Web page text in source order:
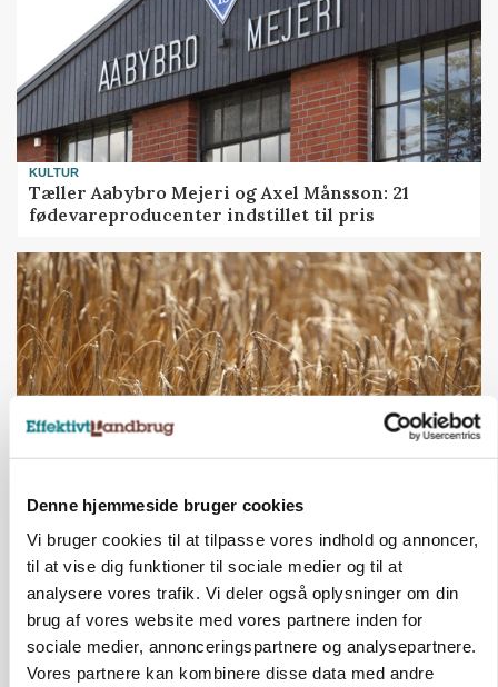
Denne hjemmeside bruger cookies
Vi bruger cookies til at tilpasse vores indhold og annoncer,
til at vise dig funktioner til sociale medier og til at
analysere vores trafik. Vi deler også oplysninger om din
brug af vores website med vores partnere inden for
sociale medier, annonceringspartnere og analysepartnere.
Vores partnere kan kombinere disse data med andre
KULTUR
Tæller Aabybro Mejeri og Axel Månsson: 21
fødevareproducenter indstillet til pris
KWS Rallys topper årets sortsforsøg i vinterbyg